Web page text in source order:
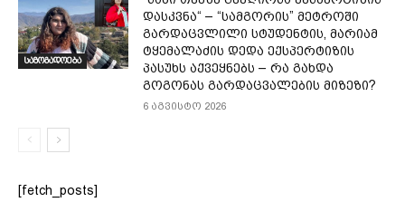
საზოგადოება
დას­კვნა“ – “სამგორის” მეტროში
გარდაცვლილი სტუდენტის, მარიამ
ტყემალაძის დედა ექსპერტიზის
პასუხს აქვეყნებს – რა გახდა
გოგონას გარდაცვალების მიზეზი?
6 აგვისტო 2026
[fetch_posts]